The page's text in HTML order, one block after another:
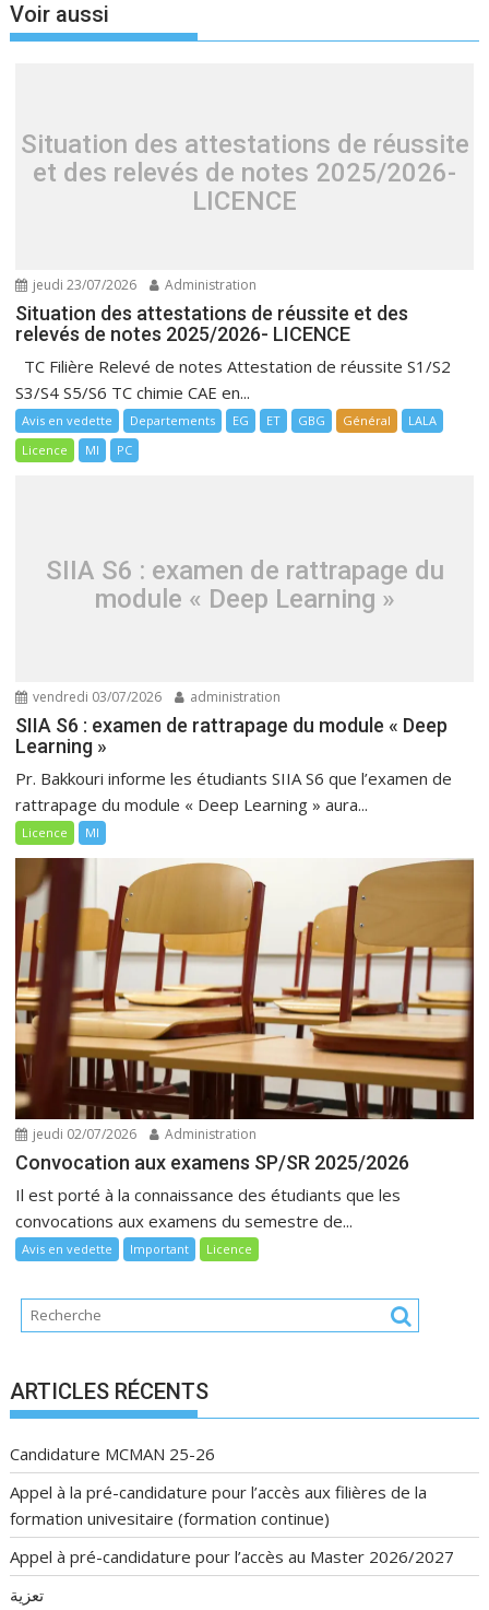
Voir aussi
Situation des attestations de réussite
et des relevés de notes 2025/2026-
LICENCE
jeudi 23/07/2026 Administration
Situation des attestations de réussite et des
relevés de notes 2025/2026- LICENCE
TC Filière Relevé de notes Attestation de réussite S1/S2
S3/S4 S5/S6 TC chimie CAE en...
Avis en vedette Departements EG ET GBG Général
LALA
Licence
MI PC
SIIA S6 : examen de rattrapage du
module « Deep Learning »
vendredi 03/07/2026 administration
SIIA S6 : examen de rattrapage du module « Deep
Learning »
Pr. Bakkouri informe les étudiants SIIA S6 que l’examen de
rattrapage du module « Deep Learning » aura...
Licence MI
jeudi 02/07/2026 Administration
Convocation aux examens SP/SR 2025/2026
Il est porté à la connaissance des étudiants que les
convocations aux examens du semestre de...
Avis en vedette Important Licence
ARTICLES RÉCENTS
Candidature MCMAN 25-26
Appel à la pré-candidature pour l’accès aux filières de la
formation univesitaire (formation continue)
Appel à pré-candidature pour l’accès au Master 2026/2027
تعزية